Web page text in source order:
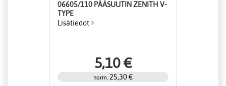
06605/110 PÄÄSUUTIN ZENITH V-
TYPE
Lisätiedot
5,10 €
norm. 25,30 €